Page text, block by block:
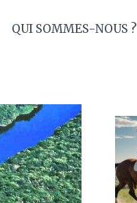
QUI SOMMES-NOUS ?